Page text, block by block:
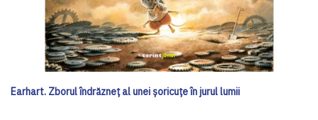
Earhart. Zborul îndrăzneț al unei șoricuțe în jurul lumii